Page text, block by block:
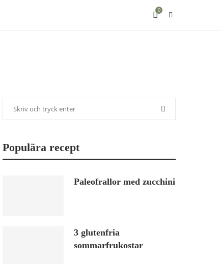
0
Populära recept
Paleofrallor med zucchini
3 glutenfria
sommarfrukostar